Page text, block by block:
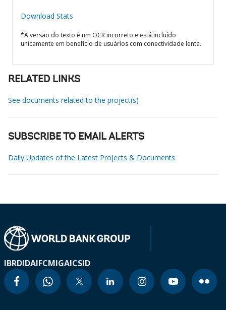
Download Stats
*A versão do texto é um OCR incorreto e está incluído
unicamente em benefício de usuários com conectividade lenta.
RELATED LINKS
See documents related to the project(s)
SUBSCRIBE TO EMAIL ALERTS
Daily Updates of the Latest Projects & Documents
IBRDIDAIFCMIGAICSID